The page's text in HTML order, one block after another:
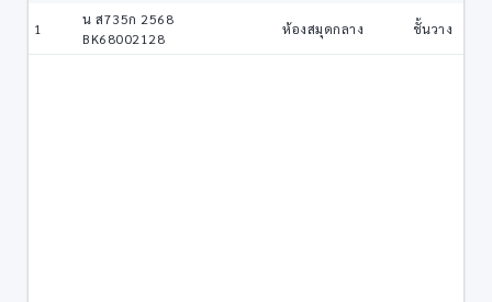
1
น ส735ก 2568
BK68002128
ห้องสมุดกลาง ชั้นวาง